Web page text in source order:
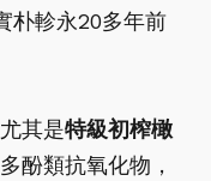
朴軫永20多年前
其是特級初榨橄
酚類抗氧化物，